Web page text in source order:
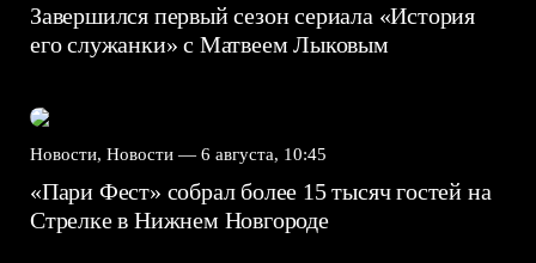
Завершился первый сезон сериала «История
его служанки» с Матвеем Лыковым
Новости, Новости — 6 августа, 10:45
«Пари Фест» собрал более 15 тысяч гостей на
Стрелке в Нижнем Новгороде